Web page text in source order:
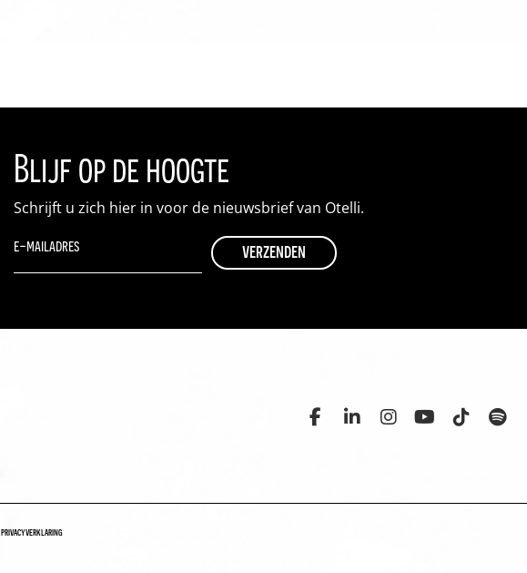
Blijf op de hoogte
Schrijft u zich hier in voor de nieuwsbrief van Otelli.
privacyverklaring